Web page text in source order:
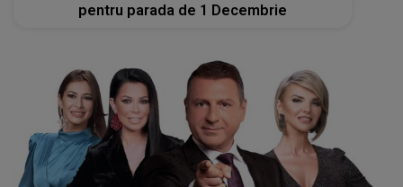
pentru parada de 1 Decembrie